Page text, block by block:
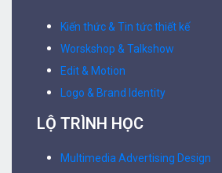
Kiến thức & Tin tức thiết kế
Worskshop & Talkshow
Edit & Motion
Logo & Brand Identity
LỘ TRÌNH HỌC
Multimedia Advertising Design